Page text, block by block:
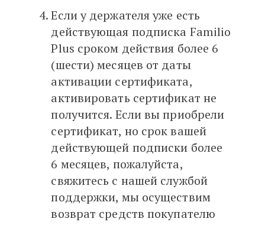
Если у держателя уже есть
действующая подписка Familio
Plus сроком действия более 6
(шести) месяцев от даты
активации сертификата,
активировать сертификат не
получится. Если вы приобрели
сертификат, но срок вашей
действующей подписки более
6 месяцев, пожалуйста,
свяжитесь с нашей службой
поддержки, мы осуществим
возврат средств покупателю